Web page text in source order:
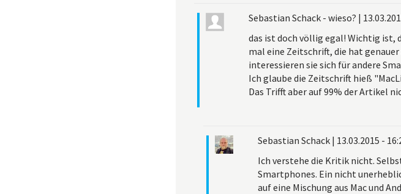
Sebastian Schack - wieso? |
das ist doch völlig egal! Wichtig ist,
mal eine Zeitschrift, die hat
interessieren sie sich für andere
Ich glaube die Zeitschrift hieß
Das Trifft aber auf 99% der Artikel
Sebastian Schack | 13.03.2015 -
Ich verstehe die Kritik nicht.
Smartphones. Ein nicht
auf eine Mischung aus Mac und